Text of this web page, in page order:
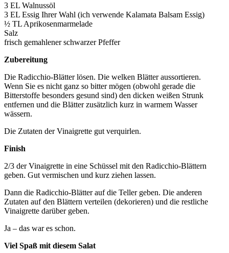
3 EL Walnussöl
3 EL Essig Ihrer Wahl (ich verwende Kalamata Balsam Essig)
½ TL Aprikosenmarmelade
Salz
frisch gemahlener schwarzer Pfeffer
Zubereitung
Die Radicchio-Blätter lösen. Die welken Blätter aussortieren.
Wenn Sie es nicht ganz so bitter mögen (obwohl gerade die
Bitterstoffe besonders gesund sind) den dicken weißen Strunk
entfernen und die Blätter zusätzlich kurz in warmem Wasser
wässern.
Die Zutaten der Vinaigrette gut verquirlen.
Finish
2/3 der Vinaigrette in eine Schüssel mit den Radicchio-Blättern
geben. Gut vermischen und kurz ziehen lassen.
Dann die Radicchio-Blätter auf die Teller geben. Die anderen
Zutaten auf den Blättern verteilen (dekorieren) und die restliche
Vinaigrette darüber geben.
Ja – das war es schon.
Viel Spaß mit diesem Salat